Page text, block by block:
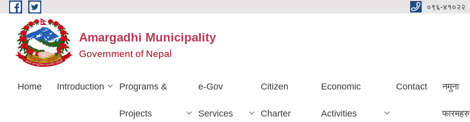
Skip to main content ०९६-४१०२२
Amargadhi Municipality
Government of Nepal
Home Introduction Programs &
Projects
e-Gov
Services
Citizen
Charter
Economic
Activities
Contact नमुना
फारमहरु